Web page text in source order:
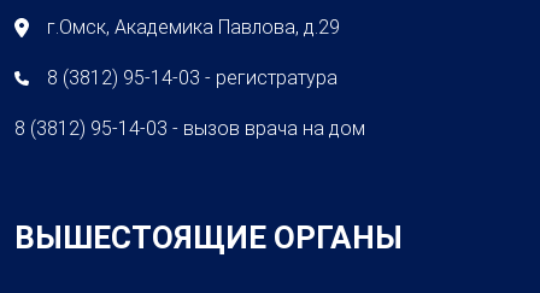
г.Омск, Академика Павлова, д.29
8 (3812) 95-14-03 - регистратура
8 (3812) 95-14-03 - вызов врача на дом
ВЫШЕСТОЯЩИЕ ОРГАНЫ